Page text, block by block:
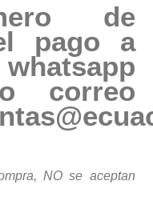
de
pago a
o correo
NO se aceptan